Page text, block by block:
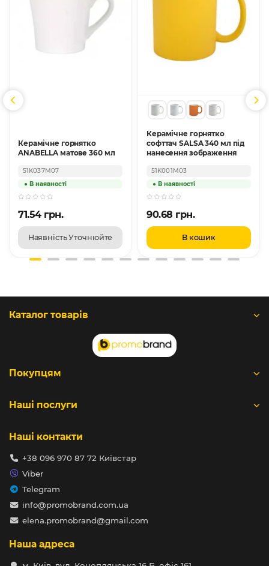
Керамічне горнятко
ANABELLA матове 360 мл
51K037M07
71.54 грн.
Наявність Уточнюйте
Керамічне горнятко
софттач SALSA 340 мл під
нанесення зображення
51K001M03
90.68 грн.
В кошик
Каталог товарів
Покупцям
Наші послуги
Наші контакти
+38 096 970 87 72 Київстар
Viber
Telegram
info@promobrand.com.ua
elena.promobrand@gmail.com
Наша адреса